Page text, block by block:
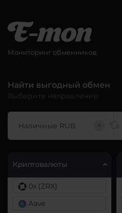
Мониторинг обменников
Найти выгодный обмен
Выберите направление:
×
Криптовалюты
0x (ZRX)
Aave